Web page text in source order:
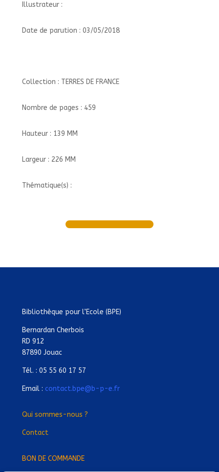
Illustrateur :
Date de parution : 03/05/2018
Collection : TERRES DE FRANCE
Nombre de pages : 459
Hauteur : 139 MM
Largeur : 226 MM
Thématique(s) :
Bibliothèque pour l’Ecole (BPE)
Bernardan Cherbois
RD 912
87890 Jouac
Tél. : 05 55 60 17 57
Email : contact.bpe@b-p-e.fr
Qui sommes-nous ?
Contact
BON DE COMMANDE